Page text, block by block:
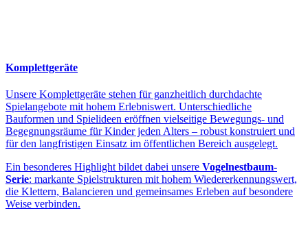
Komplettgeräte
Unsere Komplettgeräte stehen für ganzheitlich durchdachte
Spielangebote mit hohem Erlebniswert. Unterschiedliche
Bauformen und Spielideen eröffnen vielseitige Bewegungs- und
Begegnungsräume für Kinder jeden Alters – robust konstruiert und
für den langfristigen Einsatz im öffentlichen Bereich ausgelegt.
Ein besonderes Highlight bildet dabei unsere Vogelnestbaum-
Serie: markante Spielstrukturen mit hohem Wiedererkennungswert,
die Klettern, Balancieren und gemeinsames Erleben auf besondere
Weise verbinden.